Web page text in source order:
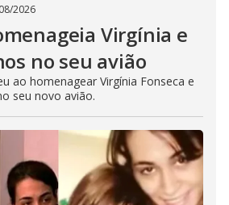
2026
Virgínia e
no seu avião
ao homenagear Virgínia Fonseca e
seu novo avião.